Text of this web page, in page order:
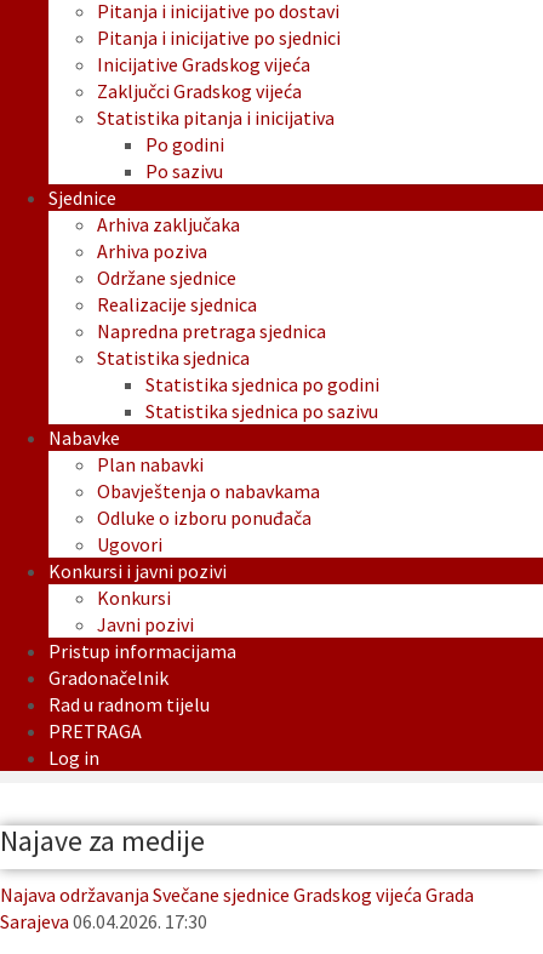
Pitanja i inicijative po dostavi
Pitanja i inicijative po sjednici
Inicijative Gradskog vijeća
Zaključci Gradskog vijeća
Statistika pitanja i inicijativa
Po godini
Po sazivu
Sjednice
Arhiva zaključaka
Arhiva poziva
Održane sjednice
Realizacije sjednica
Napredna pretraga sjednica
Statistika sjednica
Statistika sjednica po godini
Statistika sjednica po sazivu
Nabavke
Plan nabavki
Obavještenja o nabavkama
Odluke o izboru ponuđača
Ugovori
Konkursi i javni pozivi
Konkursi
Javni pozivi
Pristup informacijama
Gradonačelnik
Rad u radnom tijelu
PRETRAGA
Log in
Najave za medije
Najava održavanja Svečane sjednice Gradskog vijeća Grada
Sarajeva 06.04.2026. 17:30